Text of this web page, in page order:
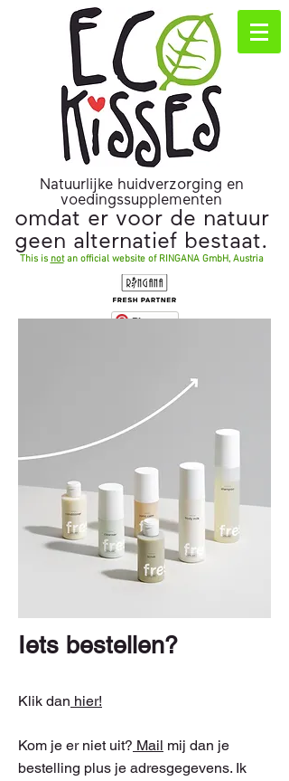
Natuurlijke huidverzorging en
voedingssupplementen
omdat er voor de natuur
geen alternatief bestaat.
This is notan official website of RINGANA GmbH, Austria
Pinterest
Iets bestellen?
Klik dan hier!
Kom je er niet uit? Mail mij dan je
bestelling plus je adresgegevens. Ik